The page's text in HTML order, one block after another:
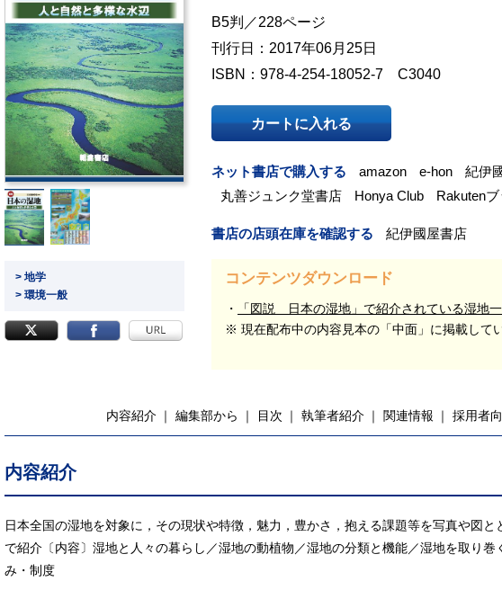
> 地学
> 環境一般
B5判／228ページ
刊行日：2017年06月25日
ISBN：978-4-254-18052-7 C3040
カートに入れる
ネット書店で購入する amazon e-hon
紀伊
丸善ジュンク堂書店
Honya Club Rakutenブ
書店の店頭在庫を確認する 紀伊國屋書店
コンテンツダウンロード
「図説 日本の湿地」で紹介されている湿地
※ 現在配布中の内容見本の「中面」に掲載して
内容紹介 編集部から 目次 執筆者紹介 関連情報 採用者
内容紹介
日本全国の湿地を対象に，その現状や特徴，魅力，豊かさ，抱える課題等を写真や図
で紹介〔内容〕湿地と人々の暮らし／湿地の動植物／湿地の分類と機能／湿地を取り巻
み・制度